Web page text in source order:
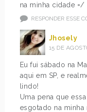
na minha cidade =/
RESPONDER ESSE
Jhosely
15 DE
Eu fui sábado na
aqui em SP, e
lindo!
Uma pena que
esgotado na minha